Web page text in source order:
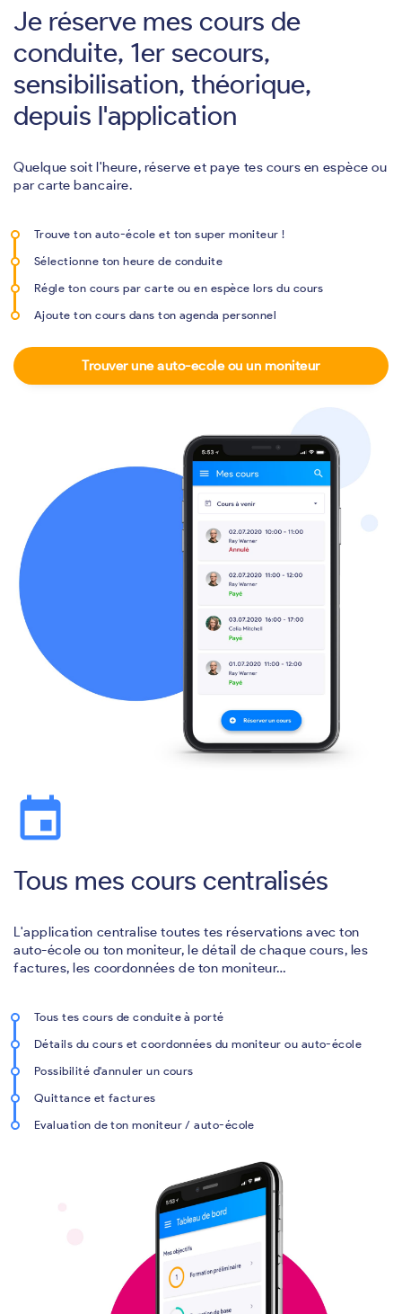
Je réserve mes cours de
conduite, 1er secours,
sensibilisation, théorique,
depuis l'application
Quelque soit l'heure, réserve et paye tes cours en espèce ou
par carte bancaire.
Trouve ton auto-école et ton super moniteur !
Sélectionne ton heure de conduite
Régle ton cours par carte ou en espèce lors du cours
Ajoute ton cours dans ton agenda personnel
Trouver une auto-ecole ou un moniteur
event
Tous mes cours centralisés
L'application centralise toutes tes réservations avec ton
auto-école ou ton moniteur, le détail de chaque cours, les
factures, les coordonnées de ton moniteur…
Tous tes cours de conduite à porté
Détails du cours et coordonnées du moniteur ou auto-école
Possibilité d'annuler un cours
Quittance et factures
Evaluation de ton moniteur / auto-école